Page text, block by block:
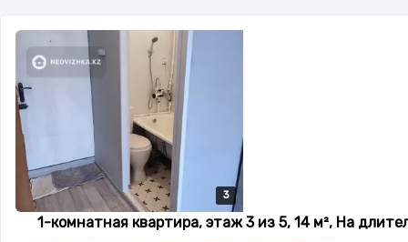
3
3
3
1-комнатная квартира, этаж 3 из 5, 14 м², На